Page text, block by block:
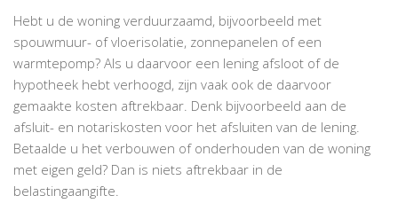
Hebt u de woning verduurzaamd, bijvoorbeeld met
spouwmuur- of vloerisolatie, zonnepanelen of een
warmtepomp? Als u daarvoor een lening afsloot of de
hypotheek hebt verhoogd, zijn vaak ook de daarvoor
gemaakte kosten aftrekbaar. Denk bijvoorbeeld aan de
afsluit- en notariskosten voor het afsluiten van de lening.
Betaalde u het verbouwen of onderhouden van de woning
met eigen geld? Dan is niets aftrekbaar in de
belastingaangifte.